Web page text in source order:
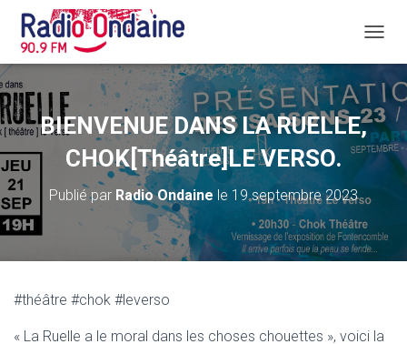
É
P
I
E
R
V
I
O
BIENVENUE DANS LA RUELLE,
CHOK[Théâtre]LE VERSO.
Publié par Radio Ondaine le 19 septembre 2023
#théâtre #chok #leverso
« La Ruelle a le moral dans les choses chouettes », voici la